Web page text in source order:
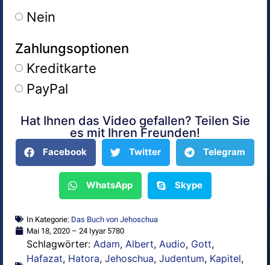
Nein
Zahlungsoptionen
Kreditkarte
PayPal
Alternative:
Hat Ihnen das Video gefallen? Teilen Sie
es mit Ihren Freunden!
Facebook Twitter Telegram
WhatsApp Skype
In Kategorie: Das Buch von Jehoschua
Mai 18, 2020 – 24 Iyyar 5780
Schlagwörter: Adam, Albert, Audio, Gott,
Hafazat, Hatora, Jehoschua, Judentum, Kapitel,